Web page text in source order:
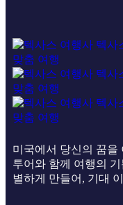
미국에서 당신의 꿈을
투어와 함께 여행의
별하게 만들어, 기대